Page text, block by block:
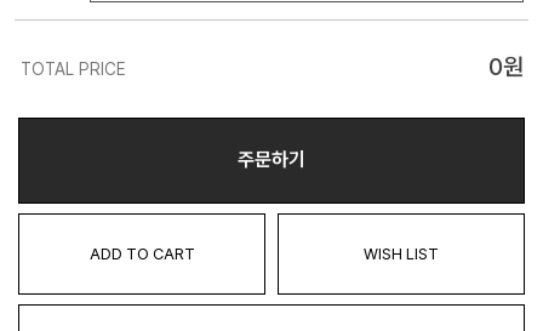
TOTAL PRICE 0원
주문하기
ADD TO CART WISH LIST